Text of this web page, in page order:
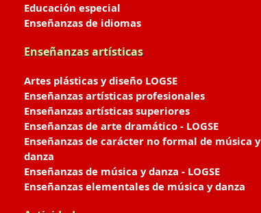
Educación especial
Enseñanzas de idiomas
Enseñanzas artísticas
Artes plásticas y diseño LOGSE
Enseñanzas artísticas profesionales
Enseñanzas artísticas superiores
Enseñanzas de arte dramático - LOGSE
Enseñanzas de carácter no formal de música y
danza
Enseñanzas de música y danza - LOGSE
Enseñanzas elementales de música y danza